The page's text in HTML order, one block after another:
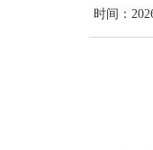
时间：